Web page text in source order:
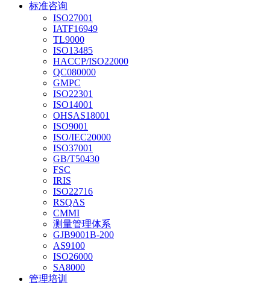
标准咨询
ISO27001
IATF16949
TL9000
ISO13485
HACCP/ISO22000
QC080000
GMPC
ISO22301
ISO14001
OHSAS18001
ISO9001
ISO/IEC20000
ISO37001
GB/T50430
FSC
IRIS
ISO22716
RSQAS
CMMI
测量管理体系
GJB9001B-200
AS9100
ISO26000
SA8000
管理培训